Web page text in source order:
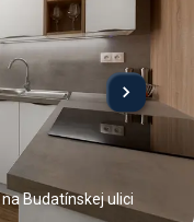
Budatínskej ulici